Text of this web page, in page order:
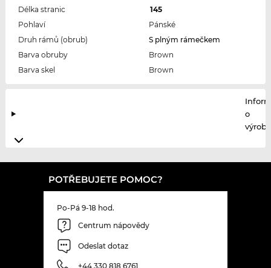
Délka stranic
145
Pohlaví
Pánské
Druh rámů (obrub)
S plným rámečkem
Barva obruby
Brown
Barva skel
Brown
o
POTŘEBUJETE POMOC?
Po-Pá 9-18 hod.
Centrum nápovědy
Odeslat dotaz
+44 330 818 6761